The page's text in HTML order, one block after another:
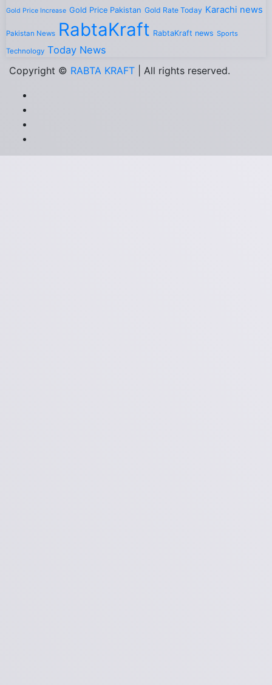
Gold Price Increase Gold Price Pakistan Gold Rate Today Karachi news
Pakistan News RabtaKraft RabtaKraft news Sports
Technology Today News
Copyright © RABTA KRAFT | All rights reserved.